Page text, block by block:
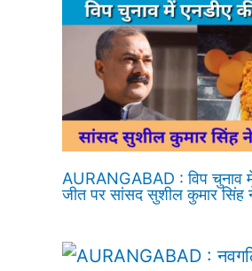
AURANGABAD : विप चुनाव
जीत पर सांसद सुशील कुमार सिंह